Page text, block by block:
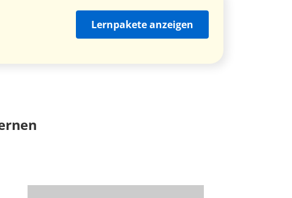
Lernpakete anzeigen